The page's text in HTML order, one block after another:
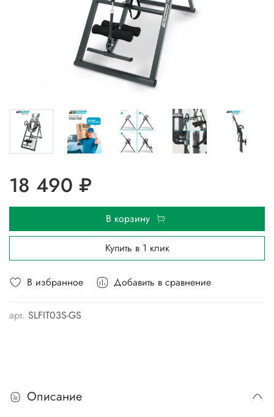
В избранное Добавить в сравнение
арт. SLFIT03S-GS
18 490 ₽
В корзину
Купить в 1 клик
Описание